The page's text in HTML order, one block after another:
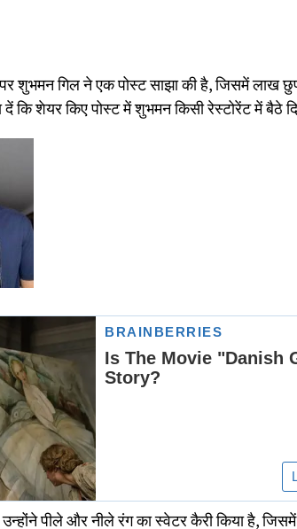
शुभमन गिल ने एक पोस्ट साझा की है, जिसमें लाख
कि शेयर किए पोस्ट में शुभमन किसी रेस्टोरेंट में बैठे
पीले और नीले रंग का स्वेटर कैरी किया है, जिसमें